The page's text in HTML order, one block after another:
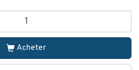
Acheter